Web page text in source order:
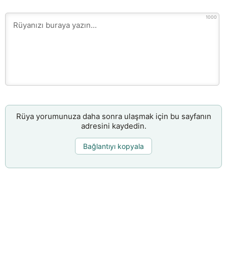
1000
Rüya yorumunuza daha sonra ulaşmak için bu sayfanın
adresini kaydedin.
Bağlantıyı kopyala